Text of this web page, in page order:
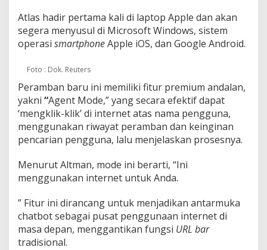
Atlas hadir pertama kali di laptop Apple dan akan
segera menyusul di Microsoft Windows, sistem
operasi smartphoneApple iOS, dan Google Android.
Foto : Dok. Reuters
Peramban baru ini memiliki fitur premium andalan,
yakni “Agent Mode,” yang secara efektif dapat
‘mengklik-klik’ di internet atas nama pengguna,
menggunakan riwayat peramban dan keinginan
pencarian pengguna, lalu menjelaskan prosesnya.
Menurut Altman, mode ini berarti, “Ini
menggunakan internet untuk Anda.
” Fitur ini dirancang untuk menjadikan antarmuka
chatbot sebagai pusat penggunaan internet di
masa depan, menggantikan fungsi URL bar
tradisional.